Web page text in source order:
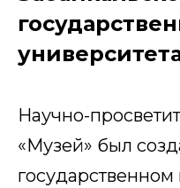
Научно-
«Музей» был